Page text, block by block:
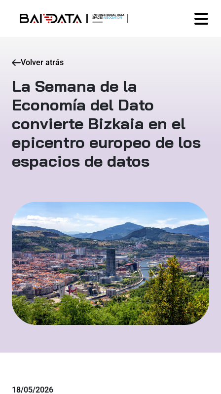
Volver atrás
La Semana de la
Economía del Dato
convierte Bizkaia en el
epicentro europeo de los
espacios de datos
18/05/2026